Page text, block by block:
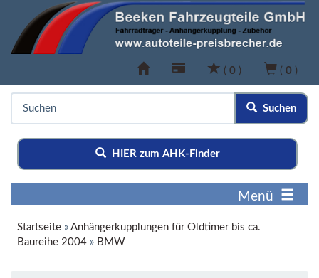
( 0 ) ( 0 )
Suchen
HIER zum AHK-Finder
Menü
Startseite » Anhängerkupplungen für Oldtimer bis ca.
Baureihe 2004 » BMW